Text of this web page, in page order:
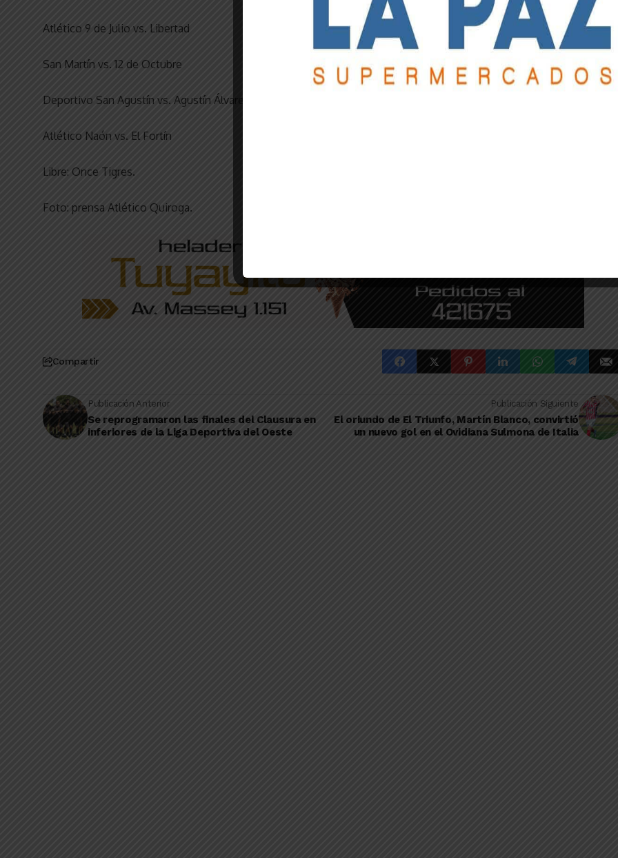
Atlético 9 de Julio vs. Libertad
San Martín vs. 12 de Octubre
Deportivo San Agustín vs. Agustín Álvarez
Atlético Naón vs. El Fortín
Libre: Once Tigres.
Foto: prensa Atlético Quiroga.
Compartir
Publicación Anterior
Se reprogramaron las finales del Clausura en
inferiores de la Liga Deportiva del Oeste
Publicación Siguiente
El oriundo de El Triunfo, Martín Blanco, convirtió
un nuevo gol en el Ovidiana Sulmona de Italia